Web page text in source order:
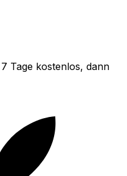
Tage kostenlos, dann